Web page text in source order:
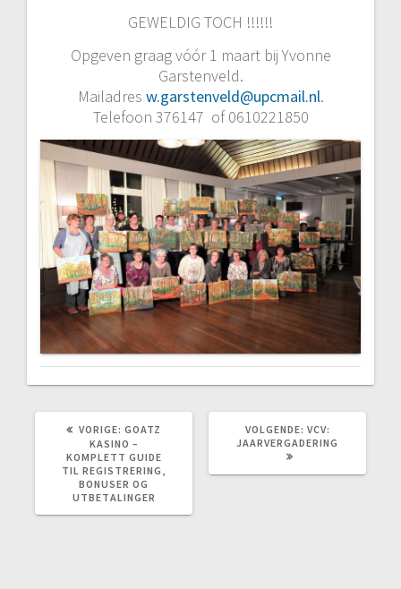
GEWELDIG TOCH !!!!!!
Opgeven graag vóór 1 maart bij Yvonne
Garstenveld.
Mailadres w.garstenveld@upcmail.nl.
Telefoon 376147 of 0610221850
VORIGE: VORIG
BERICHT:
GOATZ
KASINO –
KOMPLETT GUIDE
TIL REGISTRERING,
BONUSER OG
UTBETALINGER
VOLGENDE: VOLGEND
BERICHT:
VCV:
JAARVERGADERING